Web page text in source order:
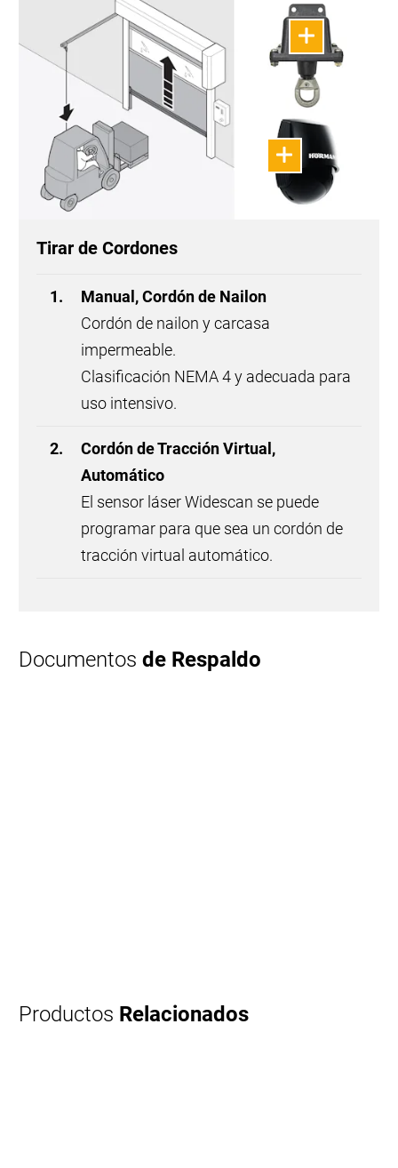
Tirar de Cordones
Manual, Cordón de Nailon
Cordón de nailon y carcasa
impermeable.
Clasificación NEMA 4 y adecuada para
uso intensivo.
Cordón de Tracción Virtual,
Automático
El sensor láser Widescan se puede
programar para que sea un cordón de
tracción virtual automático.
Documentosde Respaldo
Productos Relacionados